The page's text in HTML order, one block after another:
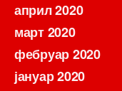
април 2020
март 2020
фебруар 2020
јануар 2020